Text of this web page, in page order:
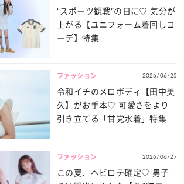
“スポーツ観戦”の日に♡ 気分が
上がる【ユニフォーム着回しコ
ーデ】特集
ファッション 2026/06/25
令和イチのメロボディ【田中美
久】がお手本♡ 可愛さをより
引き立てる「甘党水着」特集
ファッション 2026/06/27
この夏、ヘビロテ確定♡ 男子